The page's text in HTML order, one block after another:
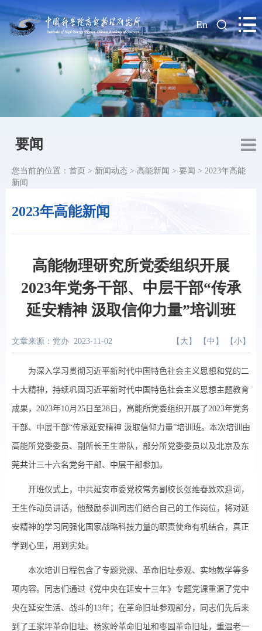
| En
要闻
2023年高能新闻
您当前的位置： 首页 > 新闻动态 > 高能新闻 > 要闻 > 2023年高能
新闻
高能物理研究所党委组织开展
2023年党务干部、中层干部“传承
延安精神 汲取信仰力量”培训班
文章来源：党办 2023-11-02 【 大 】 【 中 】 【 小 】
为深入学习贯彻习近平新时代中国特色社会主义思想和党的二
十大精神，持续巩固习近平新时代中国特色社会主义思想主题教育
成果， 2023年10月 25 日至28 日，高能所党委组织开展了2023年党务
干部、中层干部“传承延安精神 汲取信仰力量”培训班。本次培训由
高能所党委委员、副所长王生带队，部分所党委委员以及北京及东
莞共计三十六名党务干部、中层干部参加。
开班仪式上，中共延安市委党校常务副校长张维春致欢迎词，
王生作动员讲话，他鼓励参训同志们结合自己的工作岗位，将对延
安精神的学习同强化国家战略科技力量的职责使命有机结合，真正
学到心里，用到实处。
本次培训日程包含了专题党课、革命旧址参观、实地教学等多
项内容。同志们通过《党中央在延安十三年》专题党课重温了党中
央在延安生活、战斗的13年；在革命旧址参观部分，同志们先后来
到了王家坪革命旧址、杨家岭革命旧址和枣园革命旧址，重温老一